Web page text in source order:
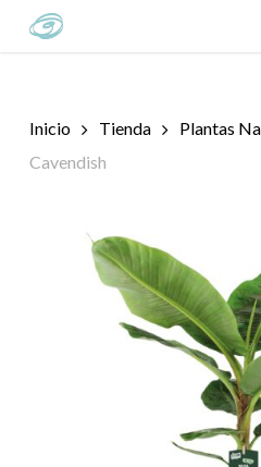
Inicio Tienda Plantas
Cavendish